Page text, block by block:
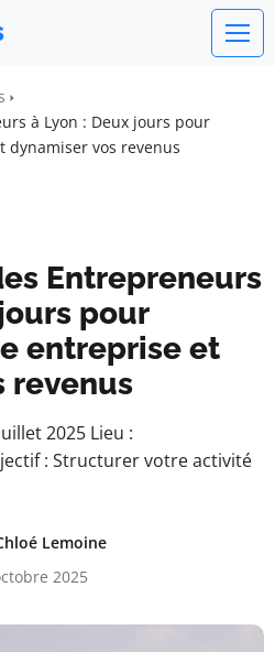
à Lyon : Deux jours pour
vos revenus
Entrepreneurs
pour
entreprise et
revenus
2025 Lieu :
: Structurer votre activité
Lemoine
2025